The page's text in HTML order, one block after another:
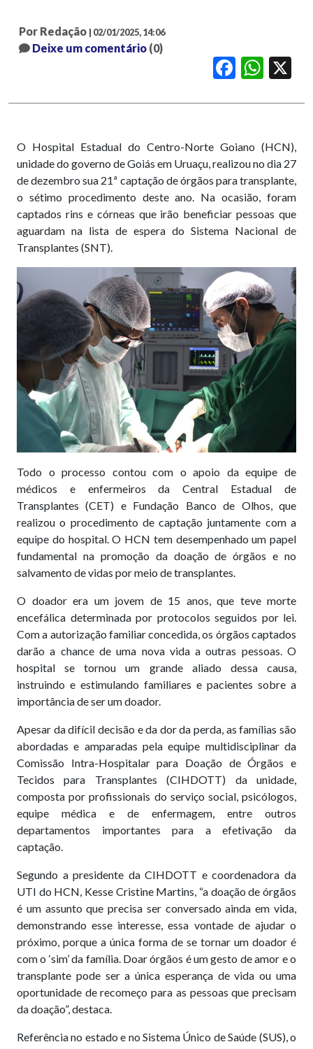
Por Redação | 02/01/2025, 14:06
Deixe um comentário (0)
FacebookWhatsApp
O Hospital Estadual do Centro-Norte Goiano (HCN),
unidade do governo de Goiás em Uruaçu, realizou no dia 27
de dezembro sua 21ª captação de órgãos para transplante,
o sétimo procedimento deste ano. Na ocasião, foram
captados rins e córneas que irão beneficiar pessoas que
aguardam na lista de espera do Sistema Nacional de
Transplantes (SNT).
Todo o processo contou com o apoio da equipe de
médicos e enfermeiros da Central Estadual de
Transplantes (CET) e Fundação Banco de Olhos, que
realizou o procedimento de captação juntamente com a
equipe do hospital. O HCN tem desempenhado um papel
fundamental na promoção da doação de órgãos e no
salvamento de vidas por meio de transplantes.
O doador era um jovem de 15 anos, que teve morte
encefálica determinada por protocolos seguidos por lei.
Com a autorização familiar concedida, os órgãos captados
darão a chance de uma nova vida a outras pessoas. O
hospital se tornou um grande aliado dessa causa,
instruindo e estimulando familiares e pacientes sobre a
importância de ser um doador.
Apesar da difícil decisão e da dor da perda, as famílias são
abordadas e amparadas pela equipe multidisciplinar da
Comissão Intra-Hospitalar para Doação de Órgãos e
Tecidos para Transplantes (CIHDOTT) da unidade,
composta por profissionais do serviço social, psicólogos,
equipe médica e de enfermagem, entre outros
departamentos importantes para a efetivação da
captação.
Segundo a presidente da CIHDOTT e coordenadora da
UTI do HCN, Kesse Cristine Martins, “a doação de órgãos
é um assunto que precisa ser conversado ainda em vida,
demonstrando esse interesse, essa vontade de ajudar o
próximo, porque a única forma de se tornar um doador é
com o ‘sim’ da família. Doar órgãos é um gesto de amor e o
transplante pode ser a única esperança de vida ou uma
oportunidade de recomeço para as pessoas que precisam
da doação”, destaca.
Referência no estado e no Sistema Único de Saúde (SUS), o